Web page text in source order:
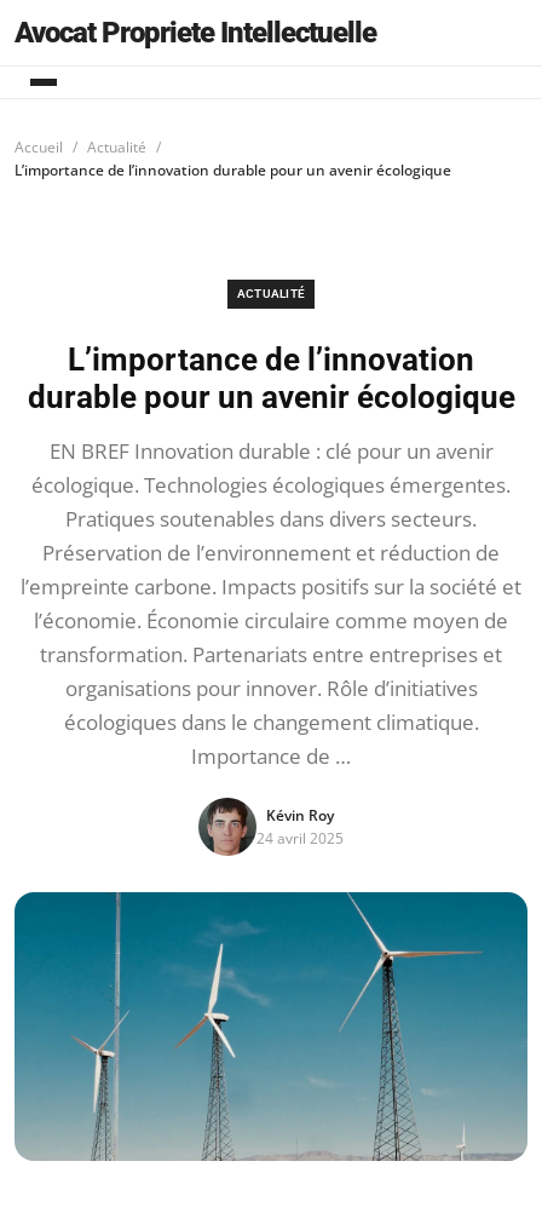
Avocat Propriete Intellectuelle
Accueil
Actualité
L’importance de l’innovation durable pour un avenir écologique
ACTUALITÉ
L’importance de l’innovation
durable pour un avenir écologique
EN BREF Innovation durable : clé pour un avenir
écologique. Technologies écologiques émergentes.
Pratiques soutenables dans divers secteurs.
Préservation de l’environnement et réduction de
l’empreinte carbone. Impacts positifs sur la société et
l’économie. Économie circulaire comme moyen de
transformation. Partenariats entre entreprises et
organisations pour innover. Rôle d’initiatives
écologiques dans le changement climatique.
Importance de …
Kévin Roy
24 avril 2025